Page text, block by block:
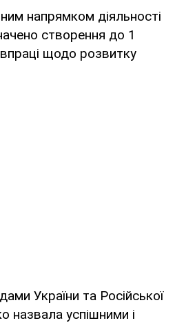
напрямком діяльності
створення до 1
щодо розвитку
України та Російської
назвала успішними і